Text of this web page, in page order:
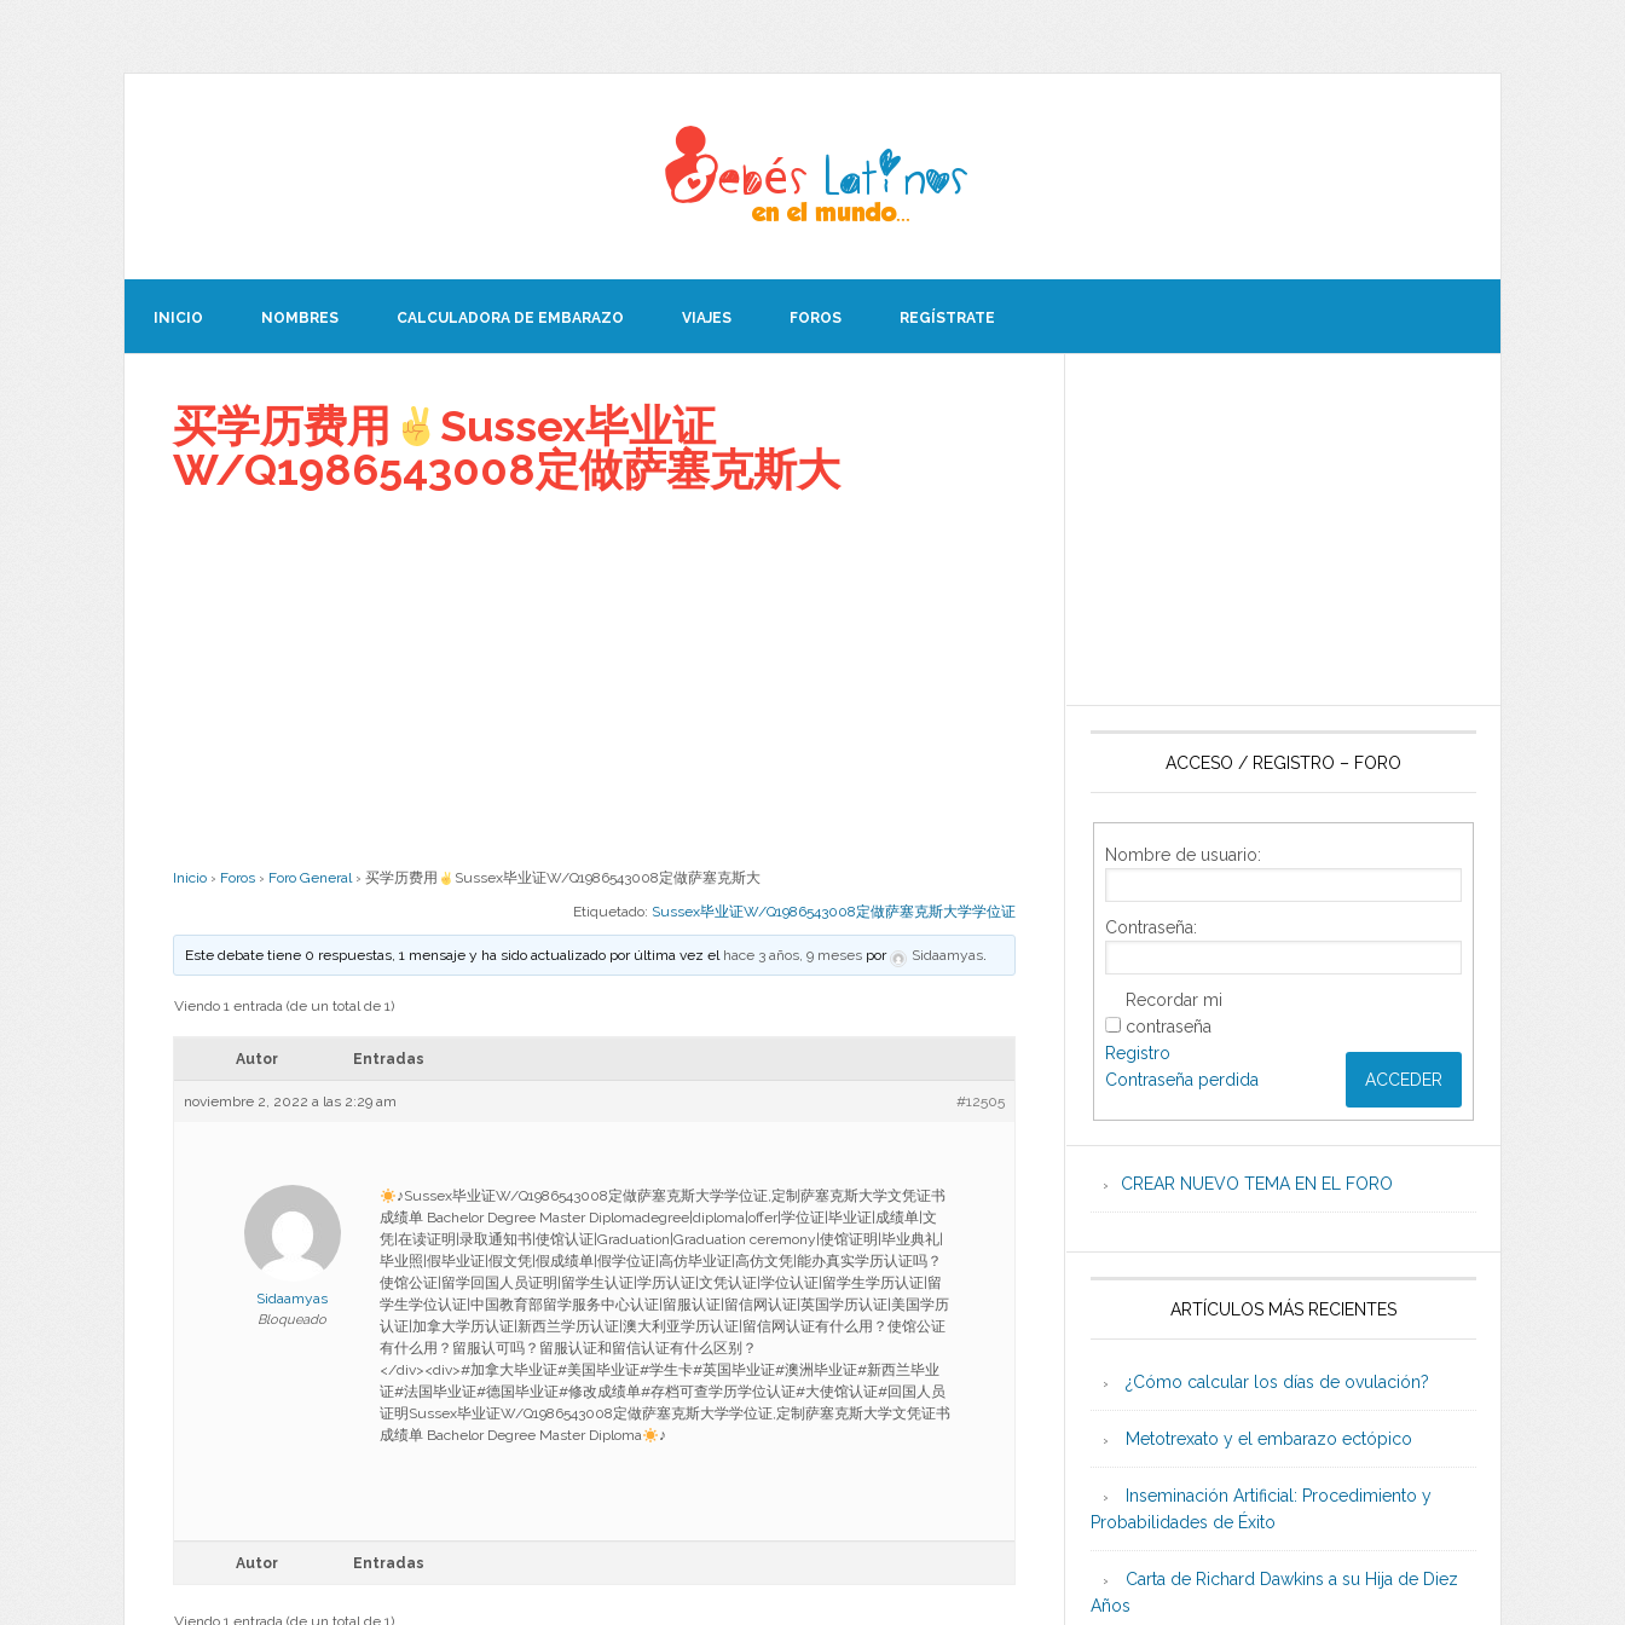
INICIO NOMBRES CALCULADORA DE EMBARAZO VIAJES FOROS REGÍSTRATE
买学历费用
Sussex毕业证
W/Q1986543008定做萨塞克斯大
Inicio › Foros › Foro General › 买学历费用
Sussex毕业证W/Q1986543008定做萨塞克斯大
Etiquetado: Sussex毕业证W/Q1986543008定做萨塞克斯大学学位证
Este debate tiene 0 respuestas, 1 mensaje y ha sido actualizado por última vez el hace 3 años, 9 meses por Sidaamyas.
Viendo 1 entrada (de un total de 1)
Autor Entradas
noviembre 2, 2022 a las 2:29 am #12505
Sidaamyas
Bloqueado
♪Sussex毕业证W/Q1986543008定做萨塞克斯大学学位证,定制萨塞克斯大学文凭证书
成绩单 Bachelor Degree Master Diplomadegree|diploma|offer|学位证|毕业证|成绩单|文
凭|在读证明|录取通知书|使馆认证|Graduation|Graduation ceremony|使馆证明|毕业典礼|
毕业照|假毕业证|假文凭|假成绩单|假学位证|高仿毕业证|高仿文凭|能办真实学历认证吗？
使馆公证|留学回国人员证明|留学生认证|学历认证|文凭认证|学位认证|留学生学历认证|留
学生学位认证|中国教育部留学服务中心认证|留服认证|留信网认证|英国学历认证|美国学历
认证|加拿大学历认证|新西兰学历认证|澳大利亚学历认证|留信网认证有什么用？使馆公证
有什么用？留服认可吗？留服认证和留信认证有什么区别？
</div><div>#加拿大毕业证#美国毕业证#学生卡#英国毕业证#澳洲毕业证#新西兰毕业
证#法国毕业证#德国毕业证#修改成绩单#存档可查学历学位认证#大使馆认证#回国人员
证明Sussex毕业证W/Q1986543008定做萨塞克斯大学学位证,定制萨塞克斯大学文凭证书
成绩单 Bachelor Degree Master Diploma
♪
Autor Entradas
ACCESO / REGISTRO – FORO
Nombre de usuario:
Contraseña:
Recordar mi
contraseña
ACCEDER
Registro
Contraseña perdida
CREAR NUEVO TEMA EN EL FORO
ARTÍCULOS MÁS RECIENTES
¿Cómo calcular los días de ovulación?
Metotrexato y el embarazo ectópico
Inseminación Artificial: Procedimiento y
Probabilidades de Éxito
Carta de Richard Dawkins a su Hija de Diez
Años